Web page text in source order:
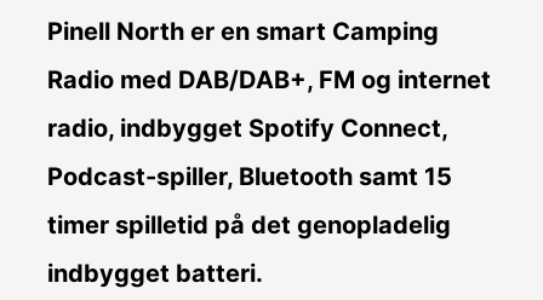
Pinell North er en smart Camping
Radio med DAB/DAB+, FM og internet
radio, indbygget Spotify Connect,
Podcast-spiller, Bluetooth samt 15
timer spilletid på det genopladelig
indbygget batteri.